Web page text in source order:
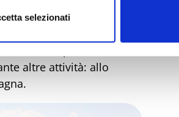
selezionati
sugli alberi da affrontare
pareti
altre attività: allo